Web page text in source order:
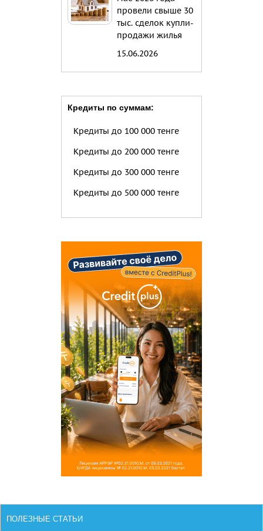
провели свыше 30
тыс. сделок купли-
продажи жилья
15.06.2026
Кредиты по суммам:
Кредиты до 100 000 тенге
Кредиты до 200 000 тенге
Кредиты до 300 000 тенге
Кредиты до 500 000 тенге
ПОЛЕЗНЫЕ СТАТЬИ